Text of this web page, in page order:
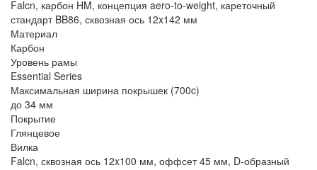
Falcn, карбон HM, концепция aero-to-weight, кареточный
стандарт BB86, сквозная ось 12x142 мм
Материал
Карбон
Уровень рамы
Essential Series
Максимальная ширина покрышек (700c)
до 34 мм
Покрытие
Глянцевое
Вилка
Falcn, сквозная ось 12x100 мм, оффсет 45 мм, D-образный